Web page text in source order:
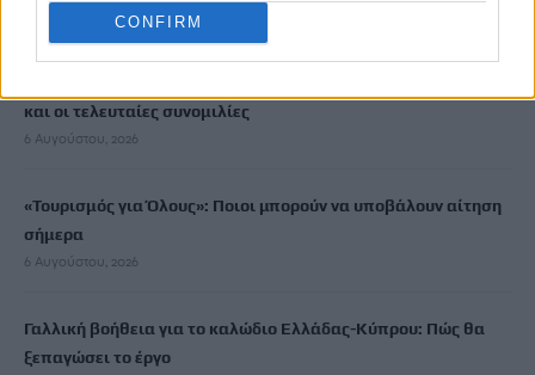
CONFIRM
6 Αυγούστου, 2026
και οι τελευταίες συνομιλίες
6 Αυγούστου, 2026
«Τουρισμός για Όλους»: Ποιοι μπορούν να υποβάλουν αίτηση
σήμερα
6 Αυγούστου, 2026
Γαλλική βοήθεια για το καλώδιο Ελλάδας-Κύπρου: Πώς θα
ξεπαγώσει το έργο